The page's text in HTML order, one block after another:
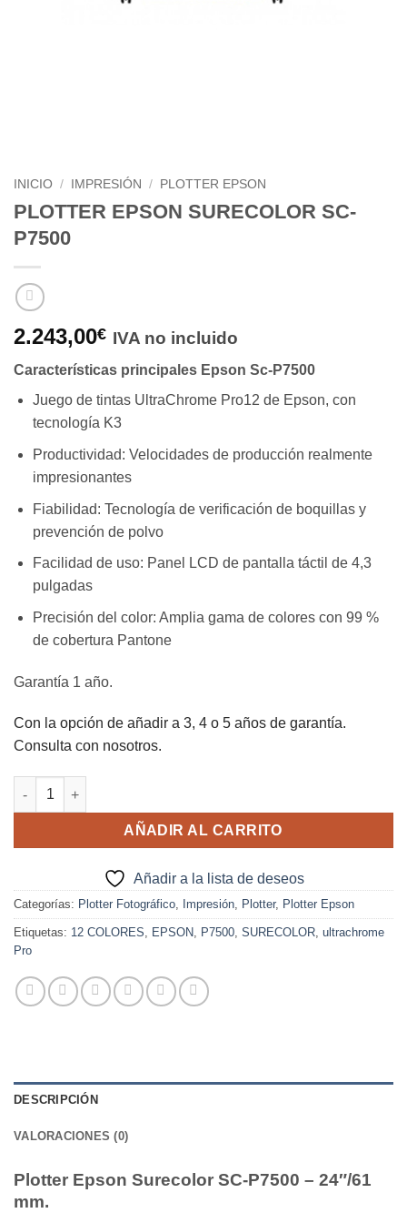
INICIO / IMPRESIÓN / PLOTTER EPSON
PLOTTER EPSON SURECOLOR SC-
P7500
2.243,00€ IVA no incluido
Características principales Epson Sc-P7500
Juego de tintas UltraChrome Pro12 de Epson, con
tecnología K3
Productividad: Velocidades de producción realmente
impresionantes
Fiabilidad: Tecnología de verificación de boquillas y
prevención de polvo
Facilidad de uso: Panel LCD de pantalla táctil de 4,3
pulgadas
Precisión del color: Amplia gama de colores con 99 %
de cobertura Pantone
Garantía 1 año.
Con la opción de añadir a 3, 4 o 5 años de garantía.
Consulta con nosotros.
PLOTTER EPSON SURECOLOR SC-P7500 cantidad
AÑADIR AL CARRITO
Añadir a la lista de deseos
Categorías: Plotter Fotográfico, Impresión, Plotter, Plotter Epson
Etiquetas: 12 COLORES, EPSON, P7500, SURECOLOR, ultrachrome
Pro
DESCRIPCIÓN
VALORACIONES (0)
Plotter Epson Surecolor SC-P7500 – 24″/61
mm.